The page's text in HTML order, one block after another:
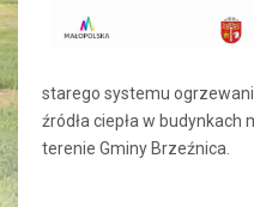
starego systemu
źródła ciepła w budynkach
terenie Gminy Brzeźnica.